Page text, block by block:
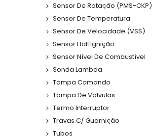
Sensor De Rotação (PMS-CKP)
Sensor De Temperatura
Sensor De Velocidade (VSS)
Sensor Hall Ignição
Sensor Nível De Combustível
Sonda Lambda
Tampa Comando
Tampa De Válvulas
Termo Interruptor
Travas C/ Guarnição
Tubos